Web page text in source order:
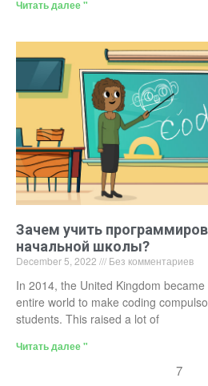
Читать далее "
Зачем учить
начальной школы?
December 5, 2022 Без комментариев
In 2014, the United Kingdom
entire world to make coding
students. This raised a lot of
Читать далее "
7